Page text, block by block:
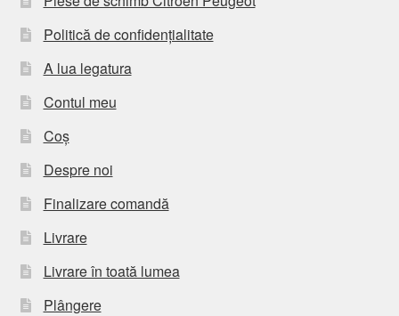
Politică de confidențialitate
A lua legatura
Contul meu
Coș
Despre noi
Finalizare comandă
Livrare
Livrare în toată lumea
Plângere